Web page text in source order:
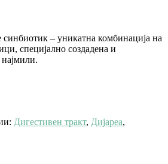
– уникатна комбинација на
специјално создадена и
Дигестивен тракт, Дијареа,